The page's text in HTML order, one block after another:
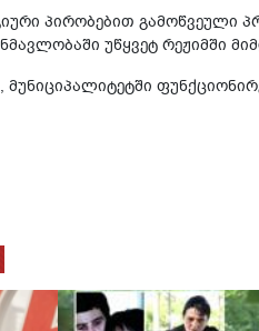
პირობებით გამოწვეული
უწყვეტ რეჟიმში